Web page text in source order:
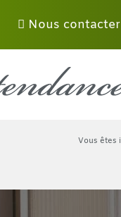
Nous contacter